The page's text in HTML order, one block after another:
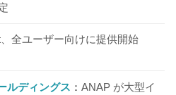
全ユーザー向けに提供開始
ルディングス
ANAP が大型イ